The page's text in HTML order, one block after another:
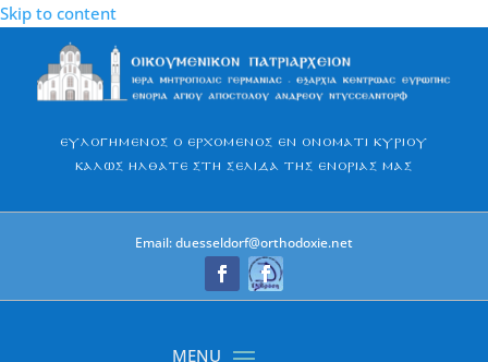
Skip to content
Ευλογημένος ο Ερχόμενος εν ονόματι Κυρίου
Καλώς ήλθατε στη σελίδα της Ενορίας μας
Email: duesseldorf@orthodoxie.net